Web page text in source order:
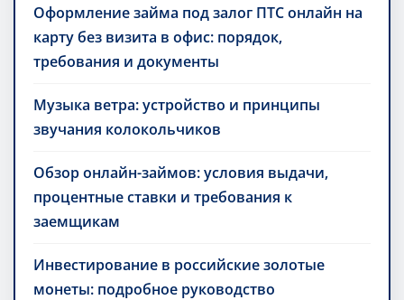
Оформление займа под залог ПТС онлайн на
карту без визита в офис: порядок,
требования и документы
Музыка ветра: устройство и принципы
звучания колокольчиков
Обзор онлайн-займов: условия выдачи,
процентные ставки и требования к
заемщикам
Инвестирование в российские золотые
монеты: подробное руководство